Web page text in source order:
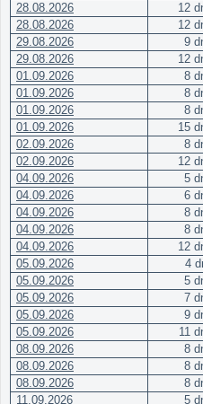
28.08.2026
12
28.08.2026
12
29.08.2026
9
29.08.2026
12
01.09.2026
8
01.09.2026
8
01.09.2026
8
01.09.2026
15
02.09.2026
8
02.09.2026
12
04.09.2026
5
04.09.2026
6
04.09.2026
8
04.09.2026
8
04.09.2026
12
05.09.2026
4
05.09.2026
5
05.09.2026
7
05.09.2026
9
05.09.2026
11
08.09.2026
8
08.09.2026
8
08.09.2026
8
11.09.2026
5